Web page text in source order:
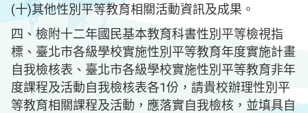
(十)其他性別平等教育相關活動資訊及成果。
四、檢附十二年國民基本教育科書性別平等檢視指
標、臺北市各級學校實施性別平等教育年度實施計畫
自我檢核表、臺北市各級學校實施性別平等教育非年
度課程及活動自我檢核表各1份，請貴校辦理性別平
等教育相關課程及活動，應落實自我檢核，並填具自